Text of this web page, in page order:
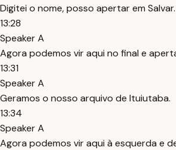
Digitei o nome, posso apertar em Salvar.
13:28
Speaker A
Agora podemos vir aqui no final e
13:31
Speaker A
Geramos o nosso arquivo de Ituiutaba.
13:34
Speaker A
Agora podemos vir aqui à esquerda e